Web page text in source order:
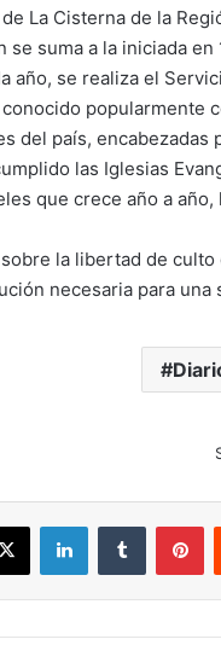
La Cisterna de la
se suma a la iniciada
año, se realiza el
popularmente
del país, encabezadas
las Iglesias
que crece año a
la libertad de
necesaria para
X LinkedInTumblr